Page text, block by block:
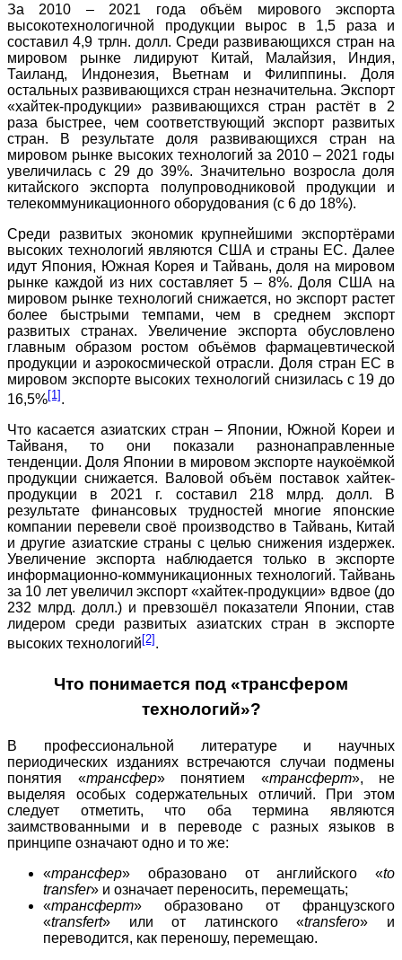
За 2010 – 2021 года объём мирового экспорта
высокотехнологичной продукции вырос в 1,5 раза и
составил 4,9 трлн. долл. Среди развивающихся стран на
мировом рынке лидируют Китай, Малайзия, Индия,
Таиланд, Индонезия, Вьетнам и Филиппины. Доля
остальных развивающихся стран незначительна. Экспорт
«хайтек-продукции» развивающихся стран растёт в 2
раза быстрее, чем соответствующий экспорт развитых
стран. В результате доля развивающихся стран на
мировом рынке высоких технологий за 2010 – 2021 годы
увеличилась с 29 до 39%. Значительно возросла доля
китайского экспорта полупроводниковой продукции и
телекоммуникационного оборудования (с 6 до 18%).
Среди развитых экономик крупнейшими экспортёрами
высоких технологий являются США и страны ЕС. Далее
идут Япония, Южная Корея и Тайвань, доля на мировом
рынке каждой из них составляет 5 – 8%. Доля США на
мировом рынке технологий снижается, но экспорт растет
более быстрыми темпами, чем в среднем экспорт
развитых странах. Увеличение экспорта обусловлено
главным образом ростом объёмов фармацевтической
продукции и аэрокосмической отрасли. Доля стран ЕС в
мировом экспорте высоких технологий снизилась с 19 до
16,5%[1] .
Что касается азиатских стран – Японии, Южной Кореи и
Тайваня, то они показали разнонаправленные
тенденции. Доля Японии в мировом экспорте наукоёмкой
продукции снижается. Валовой объём поставок хайтек-
продукции в 2021 г. составил 218 млрд. долл. В
результате финансовых трудностей многие японские
компании перевели своё производство в Тайвань, Китай
и другие азиатские страны с целью снижения издержек.
Увеличение экспорта наблюдается только в экспорте
информационно-коммуникационных технологий. Тайвань
за 10 лет увеличил экспорт «хайтек-продукции» вдвое (до
232 млрд. долл.) и превзошёл показатели Японии, став
лидером среди развитых азиатских стран в экспорте
высоких технологий [2] .
Что понимается под «трансфером
технологий»?
В профессиональной литературе и научных
периодических изданиях встречаются случаи подмены
понятия «трансфер» понятием «трансферт», не
выделяя особых содержательных отличий. При этом
следует отметить, что оба термина являются
заимствованными и в переводе с разных языков в
принципе означают одно и то же:
«трансфер» образовано от английского «to
transfer» и означает переносить, перемещать;
«трансферт» образовано от французского
«transfert» или от латинского «transfero» и
переводится, как переношу, перемещаю.